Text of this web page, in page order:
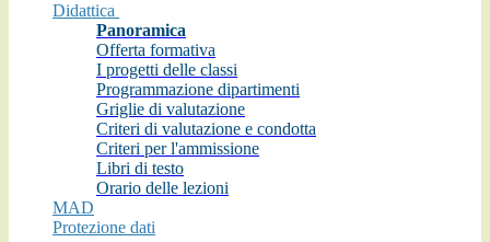
Didattica
Panoramica
Offerta formativa
I progetti delle classi
Programmazione dipartimenti
Griglie di valutazione
Criteri di valutazione e condotta
Criteri per l'ammissione
Libri di testo
Orario delle lezioni
MAD
Protezione dati